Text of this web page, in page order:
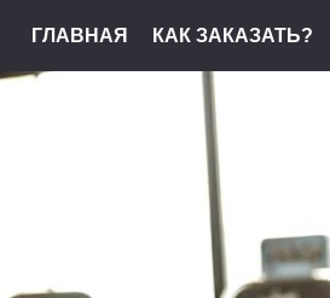
ГЛАВНАЯ КАК ЗАКАЗАТЬ?